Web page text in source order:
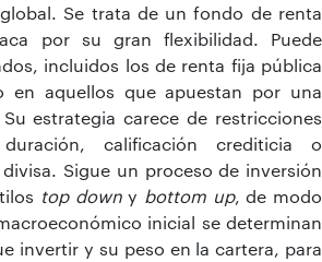
Se trata de un fondo de renta
por su gran flexibilidad. Puede
incluidos los de renta fija pública
en aquellos que apuestan por una
estrategia carece de restricciones
calificación crediticia o
Sigue un proceso de inversión
top downy bottom up, de modo
inicial se determinan
invertir y su peso en la cartera, para